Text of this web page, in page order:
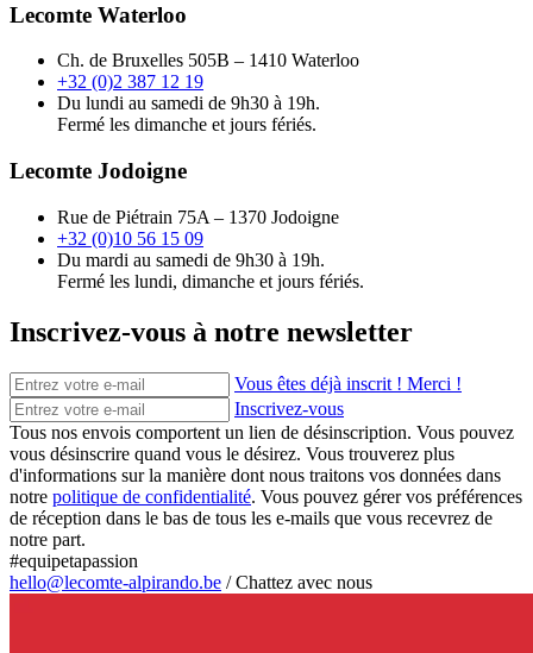
Lecomte Waterloo
Ch. de Bruxelles 505B – 1410 Waterloo
+32 (0)2 387 12 19
Du lundi au samedi de 9h30 à 19h.
Fermé les dimanche et jours fériés.
Lecomte Jodoigne
Rue de Piétrain 75A – 1370 Jodoigne
+32 (0)10 56 15 09
Du mardi au samedi de 9h30 à 19h.
Fermé les lundi, dimanche et jours fériés.
Inscrivez-vous à notre newsletter
Vous êtes déjà inscrit ! Merci !
Inscrivez-vous
Tous nos envois comportent un lien de désinscription. Vous pouvez
vous désinscrire quand vous le désirez. Vous trouverez plus
d'informations sur la manière dont nous traitons vos données dans
notre politique de confidentialité. Vous pouvez gérer vos préférences
de réception dans le bas de tous les e-mails que vous recevrez de
notre part.
#equipetapassion
hello@lecomte-alpirando.be /Chattez avec nous